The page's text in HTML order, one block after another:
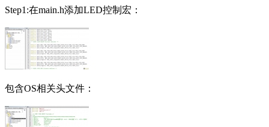
Step1:在main.h添加LED控制宏：
包含OS相关头文件：